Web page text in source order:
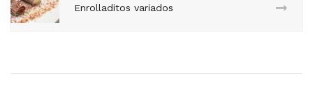
Enrolladitos variados